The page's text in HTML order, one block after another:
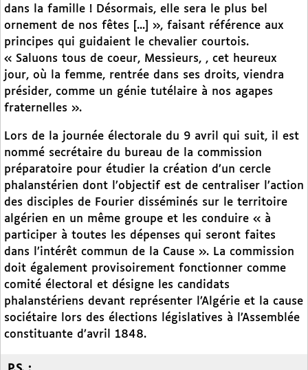
dans la famille ! Désormais, elle sera le plus bel
ornement de nos fêtes [...] », faisant référence aux
principes qui guidaient le chevalier courtois.
« Saluons tous de coeur, Messieurs, , cet heureux
jour, où la femme, rentrée dans ses droits, viendra
présider, comme un génie tutélaire à nos agapes
fraternelles ».
Lors de la journée électorale du 9 avril qui suit, il est
nommé secrétaire du bureau de la commission
préparatoire pour étudier la création d’un cercle
phalanstérien dont l’objectif est de centraliser l’action
des disciples de Fourier disséminés sur le territoire
algérien en un même groupe et les conduire « à
participer à toutes les dépenses qui seront faites
dans l’intérêt commun de la Cause ». La commission
doit également provisoirement fonctionner comme
comité électoral et désigne les candidats
phalanstériens devant représenter l’Algérie et la cause
sociétaire lors des élections législatives à l’Assemblée
constituante d’avril 1848.